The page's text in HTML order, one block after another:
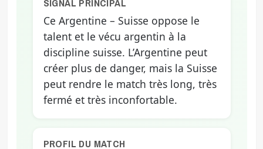
Ce Argentine – Suisse oppose le
talent et le vécu argentin à la
discipline suisse. L’Argentine peut
créer plus de danger, mais la Suisse
peut rendre le match très long, très
fermé et très inconfortable.
PROFIL DU MATCH